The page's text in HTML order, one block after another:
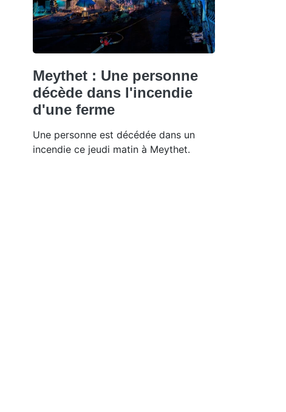
Meythet : Une personne
décède dans l'incendie
d'une ferme
Une personne est décédée dans un
incendie ce jeudi matin à Meythet.